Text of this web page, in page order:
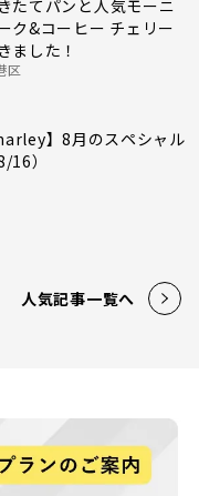
たてパンと人気モーニ
ク&コーヒー チェリー
ました！
区
】8月のスペシャル
）
人気記事一覧へ